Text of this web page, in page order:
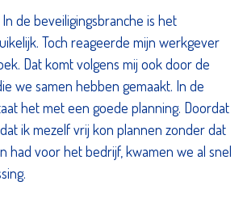
de beveiligingsbranche is het
Toch reageerde mijn werkgever
Dat komt volgens mij ook door de
we samen hebben gemaakt. In de
het met een goede planning. Doordat
ik mezelf vrij kon plannen zonder dat
had voor het bedrijf, kwamen we al snel